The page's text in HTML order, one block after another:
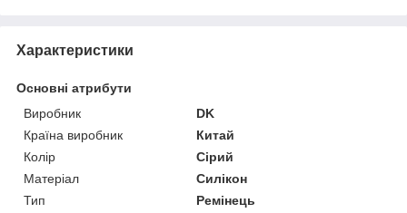
Характеристики
Основні атрибути
Виробник
DK
Країна виробник
Китай
Колір
Сірий
Матеріал
Силікон
Тип
Ремінець